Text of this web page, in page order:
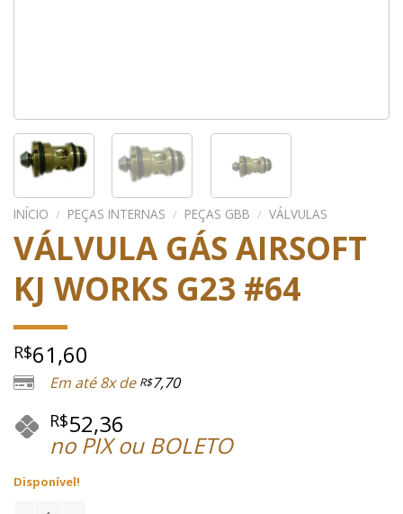
INÍCIO / PEÇAS INTERNAS / PEÇAS GBB / VÁLVULAS
VÁLVULA GÁS AIRSOFT
KJ WORKS G23 #64
R$61,60
Em até 8x de R$7,70
R$52,36
no PIX ou BOLETO
Disponível!
VÁLVULA GÁS AIRSOFT KJ WORKS G23 #64 quantidade